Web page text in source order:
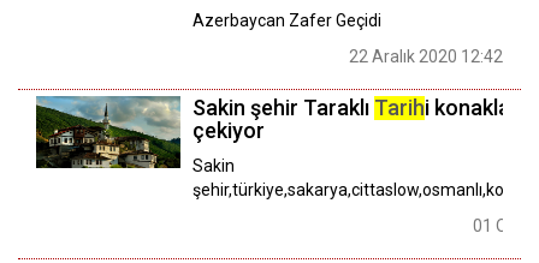
Azerbaycan Zafer Geçidi
22 Aralık 2020 12:42
Sakin şehir Taraklı Tarihi
çekiyor
Sakin
01 Ocak